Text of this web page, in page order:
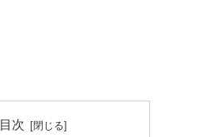
目次